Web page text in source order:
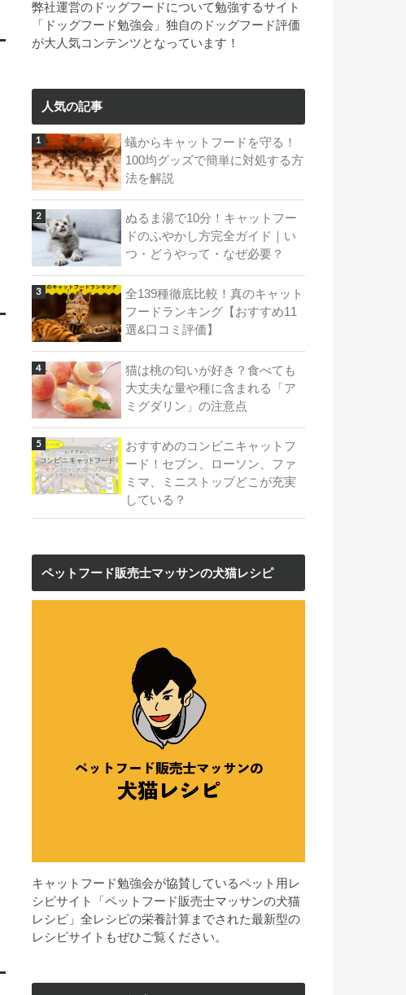
弊社運営のドッグフードについて勉強するサイト
「ドッグフード勉強会」独自のドッグフード評価
が大人気コンテンツとなっています！
人気の記事
蟻からキャットフードを守る！
100均グッズで簡単に対処する方
法を解説
ぬるま湯で10分！キャットフー
ドのふやかし方完全ガイド｜い
つ・どうやって・なぜ必要？
全139種徹底比較！真のキャット
フードランキング【おすすめ11
選&口コミ評価】
猫は桃の匂いが好き？食べても
大丈夫な量や種に含まれる「ア
ミグダリン」の注意点
おすすめのコンビニキャットフ
ード！セブン、ローソン、ファ
ミマ、ミニストップどこが充実
している？
ペットフード販売士マッサンの犬猫レシピ
キャットフード勉強会が協賛しているペット用レ
シピサイト「ペットフード販売士マッサンの犬猫
レシピ」全レシピの栄養計算までされた最新型の
レシピサイトもぜひご覧ください。